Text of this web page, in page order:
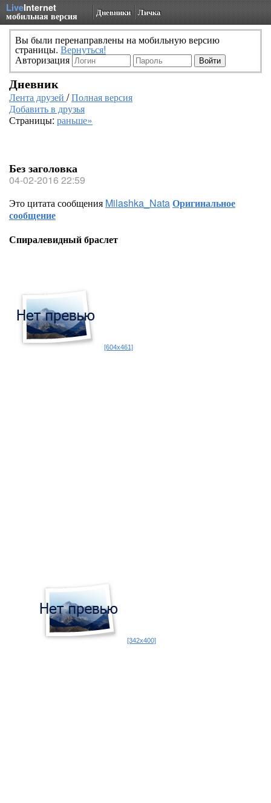
LiveInternet
мобильная версия Дневники Личка
Вы были перенаправлены на мобильную версию
страницы. Вернуться!
Авторизация
Дневник
Лента друзей /Полная версия
Добавить в друзья
Страницы: раньше»
Без заголовка
04-02-2016 22:59
Это цитата сообщения Milashka_NataОригинальное
сообщение
Спиралевидный браслет
[604x461]
[342x400]